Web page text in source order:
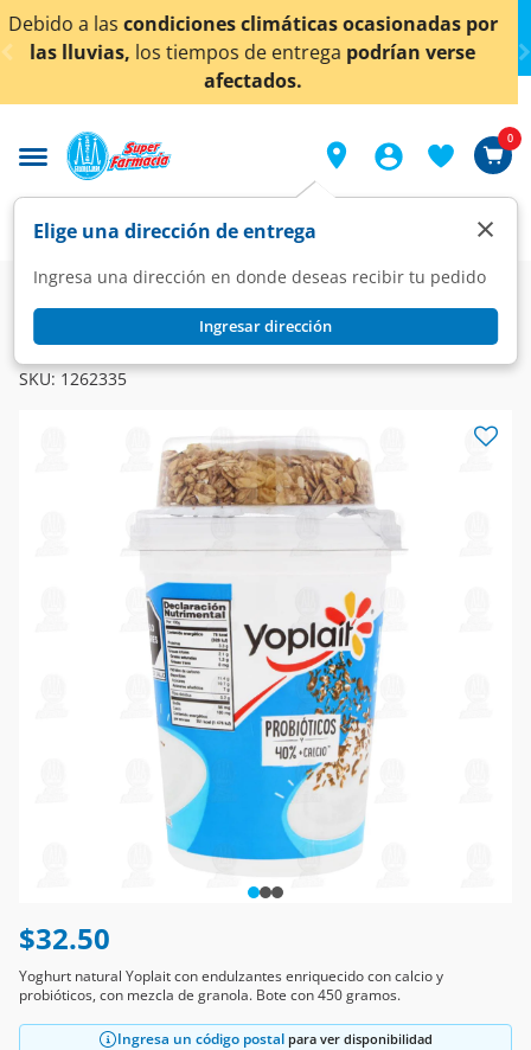
< div class="carousel-inner">
ocasionadas por
podrían verse
¡Ahora también en
conocer
Elige una dirección de entrega
Ingresa una dirección en donde deseas recibir tu pedido
Ingresar dirección
×
0
Super Alimentos Lácteos Yogurt
Yoghurt Yoplait Natural con Endulzantes + Granola, 450 gr.
SKU: 1262335
$32.50
Yoghurt natural Yoplait con endulzantes enriquecido con calcio y
probióticos, con mezcla de granola. Bote con 450 gramos.
Ingresa un código postal para ver disponibilidad